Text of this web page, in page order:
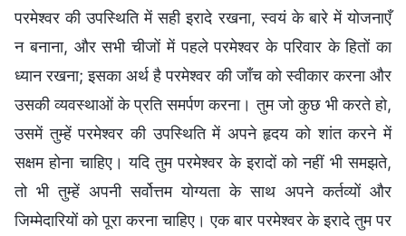
परमेश्वर की उपस्थिति में सही इरादे रखना, स्वयं के बारे में योजनाएँ
न बनाना, और सभी चीजों में पहले परमेश्वर के परिवार के हितों का
ध्यान रखना; इसका अर्थ है परमेश्वर की जाँच को स्वीकार करना और
उसकी व्यवस्थाओं के प्रति समर्पण करना। तुम जो कुछ भी करते हो,
उसमें तुम्हें परमेश्वर की उपस्थिति में अपने हृदय को शांत करने में
सक्षम होना चाहिए। यदि तुम परमेश्वर के इरादों को नहीं भी समझते,
तो भी तुम्हें अपनी सर्वोत्तम योग्यता के साथ अपने कर्तव्यों और
जिम्मेदारियों को पूरा करना चाहिए। एक बार परमेश्वर के इरादे तुम पर